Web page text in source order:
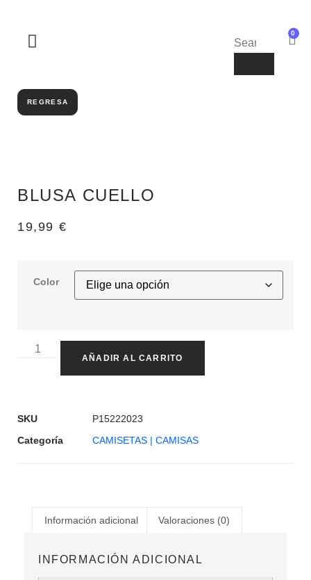
0
REGRESA
BLUSA CUELLO
19,99 €
Color
AÑADIR AL CARRITO
SKU
P15222023
Categoría
CAMISETAS | CAMISAS
Información adicional Valoraciones (0)
INFORMACIÓN ADICIONAL